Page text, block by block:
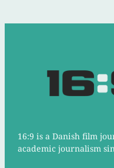
16:9 is a Danish film
academic journalism